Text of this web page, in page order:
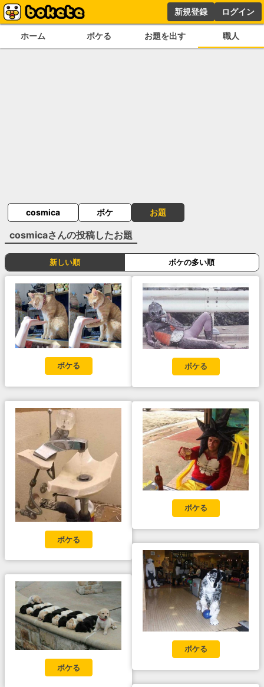
新規登録 ログイン
ホーム ボケる お題を出す 職人
cosmica ボケ お題
cosmicaさんの投稿したお題
新しい順 ボケの多い順
ボケる
ボケる
ボケる
ボケる
ボケる
ボケる